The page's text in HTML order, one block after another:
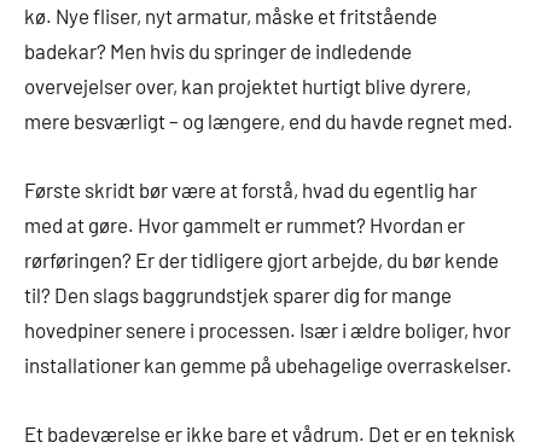
kø. Nye fliser, nyt armatur, måske et fritstående
badekar? Men hvis du springer de indledende
overvejelser over, kan projektet hurtigt blive dyrere,
mere besværligt – og længere, end du havde regnet med.
Første skridt bør være at forstå, hvad du egentlig har
med at gøre. Hvor gammelt er rummet? Hvordan er
rørføringen? Er der tidligere gjort arbejde, du bør kende
til? Den slags baggrundstjek sparer dig for mange
hovedpiner senere i processen. Især i ældre boliger, hvor
installationer kan gemme på ubehagelige overraskelser.
Et badeværelse er ikke bare et vådrum. Det er en teknisk